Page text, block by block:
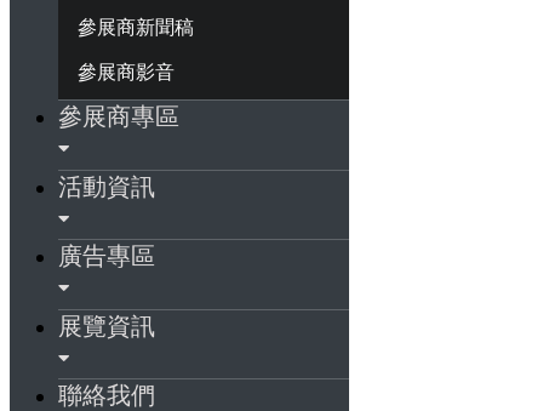
參展商新聞稿
參展商影音
參展商專區
活動資訊
廣告專區
展覽資訊
聯絡我們